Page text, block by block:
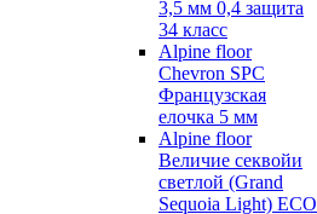
3,5 мм 0,4 защита
34 класс
Alpine floor
Chevron SPC
Французская
елочка 5 мм
Alpine floor
Величие секвойи
светлой (Grand
Sequoia Light) ECO